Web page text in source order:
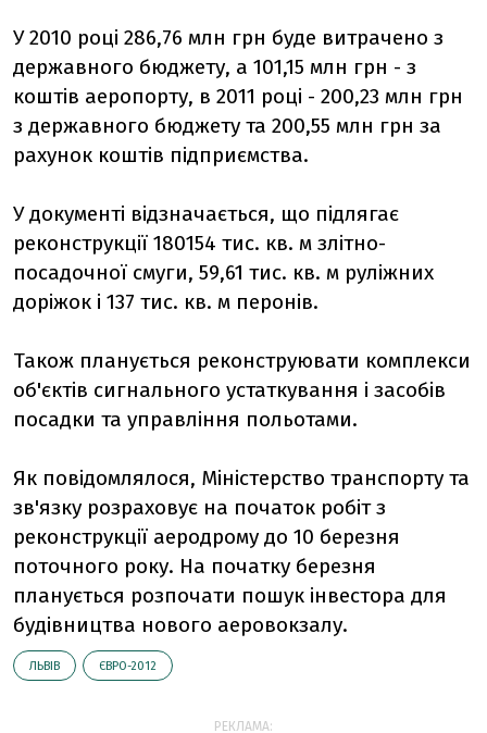
У 2010 році 286,76 млн грн буде витрачено з
державного бюджету, а 101,15 млн грн - з
коштів аеропорту, в 2011 році - 200,23 млн грн
з державного бюджету та 200,55 млн грн за
рахунок коштів підприємства.
У документі відзначається, що підлягає
реконструкції 180154 тис. кв. м злітно-
посадочної смуги, 59,61 тис. кв. м руліжних
доріжок і 137 тис. кв. м перонів.
Також планується реконструювати комплекси
об'єктів сигнального устаткування і засобів
посадки та управління польотами.
Як повідомлялося, Міністерство транспорту та
зв'язку розраховує на початок робіт з
реконструкції аеродрому до 10 березня
поточного року. На початку березня
планується розпочати пошук інвестора для
будівництва нового аеровокзалу.
ЛЬВІВ ЄВРО-2012
РЕКЛАМА: